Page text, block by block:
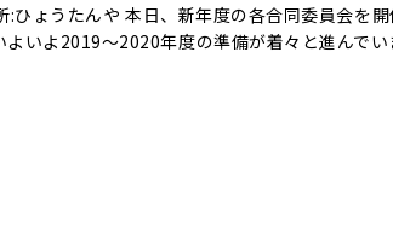
ょうたんや 本日、新年度の各合同委員会を
いよ2019〜2020年度の準備が着々と進んで